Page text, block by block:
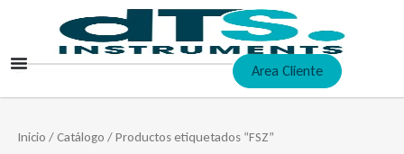
contenido
Area Cliente
Inicio /Catálogo / Productos etiquetados “FSZ”